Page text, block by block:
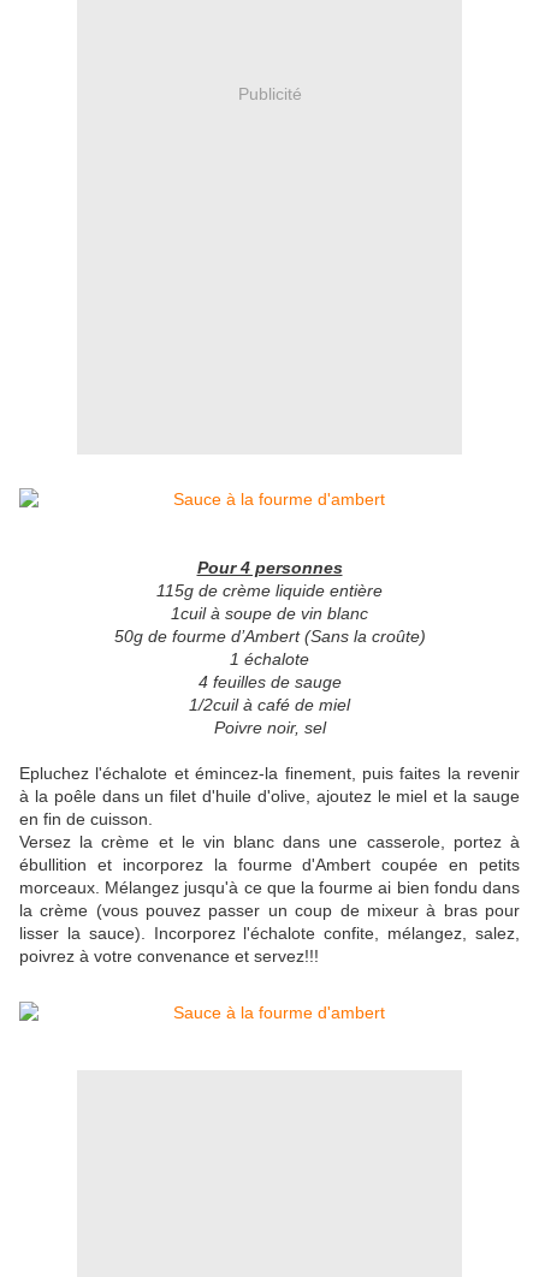
Publicité
Pour 4 personnes
115g de crème liquide entière
1cuil à soupe de vin blanc
50g de fourme d’Ambert (Sans la croûte)
1 échalote
4 feuilles de sauge
1/2cuil à café de miel
Poivre noir, sel
Epluchez l'échalote et émincez-la finement, puis faites la revenir
à la poêle dans un filet d'huile d'olive, ajoutez le miel et la sauge
en fin de cuisson.
Versez la crème et le vin blanc dans une casserole, portez à
ébullition et incorporez la fourme d'Ambert coupée en petits
morceaux. Mélangez jusqu'à ce que la fourme ai bien fondu dans
la crème (vous pouvez passer un coup de mixeur à bras pour
lisser la sauce). Incorporez l'échalote confite, mélangez, salez,
poivrez à votre convenance et servez!!!